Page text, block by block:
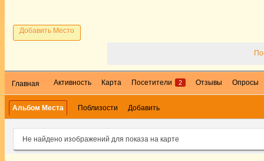
Добавить Место
Главная Активность Карта Посетители 2 Отзывы Опросы
Альбом Места Поблизости Добавить
Не найдено изображений для показа на карте